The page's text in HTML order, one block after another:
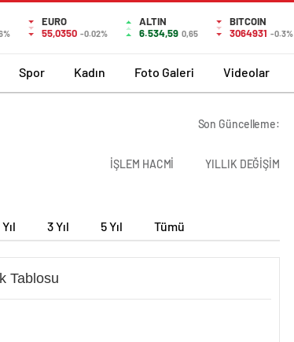
EURO
55,0350 -0.02%
ALTIN
6.534,59 0,65
BITCOIN
3064931 -0.3%
Spor Kadın Foto Galeri Videolar
Son Güncelleme:
İŞLEM HACMİ YILLIK DEĞİŞİM
Yıl 3 Yıl 5 Yıl Tümü
Tablosu